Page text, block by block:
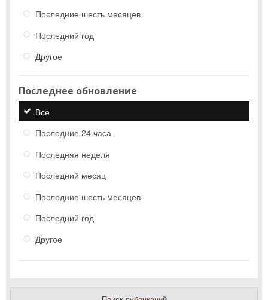
Последние шесть месяцев
Последний год
Другое
Последнее обновление
Все
Последние 24 часа
Последняя неделя
Последний месяц
Последние шесть месяцев
Последний год
Другое